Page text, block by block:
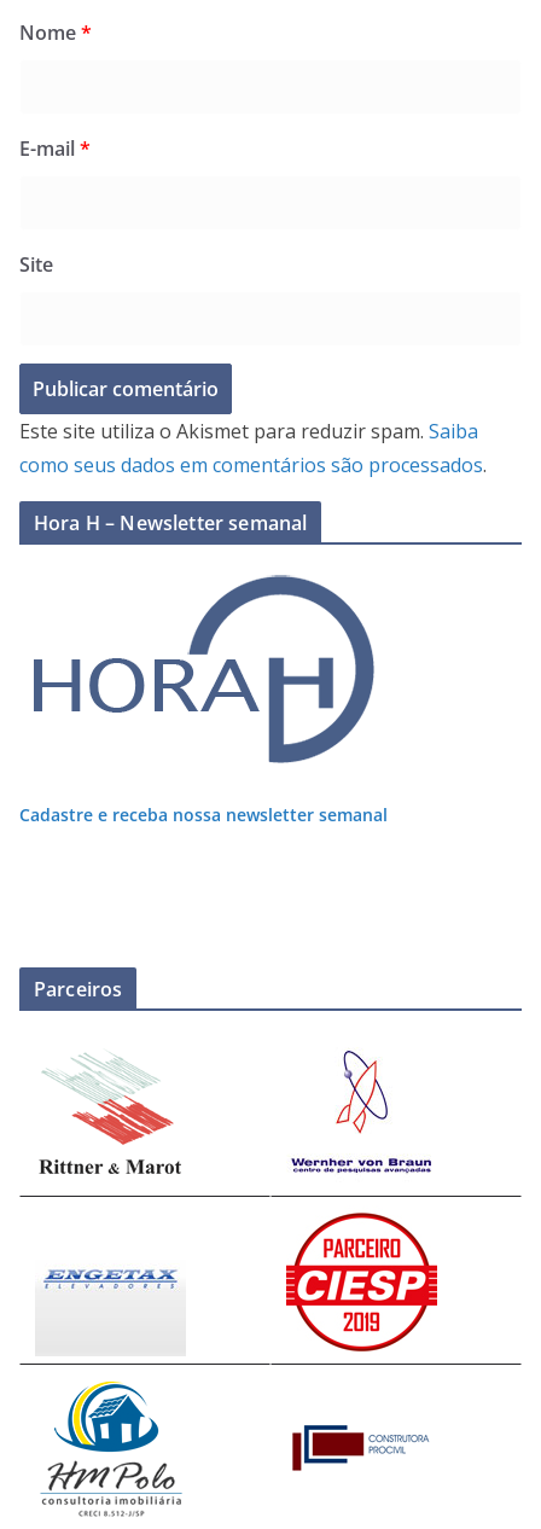
Nome*
E-mail*
Site
Este site utiliza o Akismet para reduzir spam. Saiba
como seus dados em comentários são processados.
Hora H – Newsletter semanal
Cadastre e receba nossa newsletter semanal
Parceiros